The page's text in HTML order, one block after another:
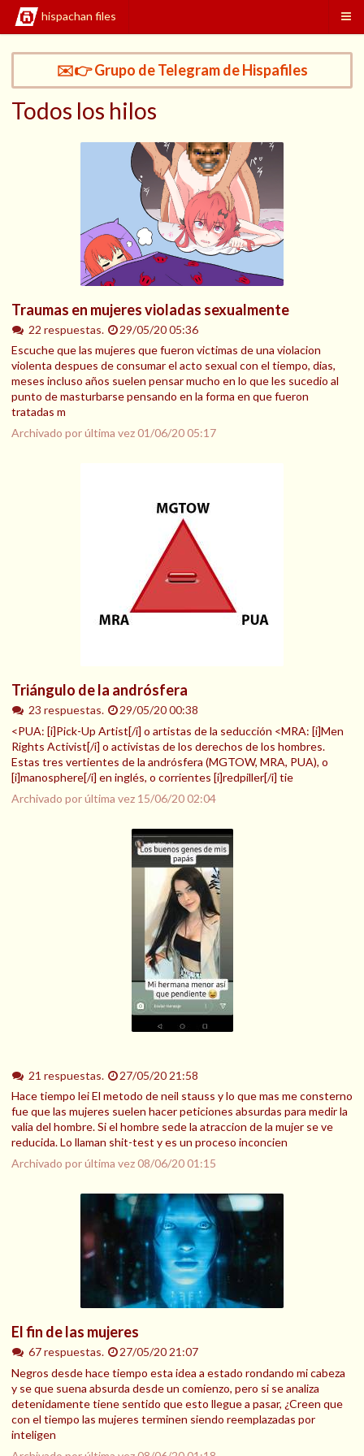
hispachan files
✉️👉 Grupo de Telegram de Hispafiles
Todos los hilos
Traumas en mujeres violadas sexualmente
22 respuestas.
29/05/20 05:36
Escuche que las mujeres que fueron victimas de una violacion
violenta despues de consumar el acto sexual con el tiempo, dias,
meses incluso años suelen pensar mucho en lo que les sucedio al
punto de masturbarse pensando en la forma en que fueron
tratadas m
Archivado por última vez01/06/20 05:17
Triángulo de la andrósfera
23 respuestas.
29/05/20 00:38
<PUA: [i]Pick-Up Artist[/i] o artistas de la seducción <MRA: [i]Men
Rights Activist[/i] o activistas de los derechos de los hombres.
Estas tres vertientes de la andrósfera (MGTOW, MRA, PUA), o
[i]manosphere[/i] en inglés, o corrientes [i]redpiller[/i] tie
Archivado por última vez 15/06/20 02:04
21 respuestas.
27/05/20 21:58
Hace tiempo lei El metodo de neil stauss y lo que mas me consterno
fue que las mujeres suelen hacer peticiones absurdas para medir la
valia del hombre. Si el hombre sede la atraccion de la mujer se ve
reducida. Lo llaman shit-test y es un proceso inconcien
Archivado por última vez08/06/20 01:15
El fin de las mujeres
67 respuestas.
27/05/20 21:07
Negros desde hace tiempo esta idea a estado rondando mi cabeza
y se que suena absurda desde un comienzo, pero si se analiza
detenidamente tiene sentido que esto llegue a pasar, ¿Creen que
con el tiempo las mujeres terminen siendo reemplazadas por
inteligen